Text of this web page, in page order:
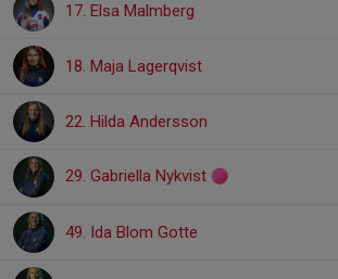
17. Elsa Malmberg
18. Maja Lagerqvist
22. Hilda Andersson
29. Gabriella Nykvist
49. Ida Blom Gotte